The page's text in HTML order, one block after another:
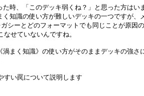
た時、「このデッキ弱くね？」と思った方は
く知識の使い方が難しいデッキの一つですが
シーとどのフォーマットでも同じことが原因
せていないんですね。
渦まく知識》の使い方がそのままデッキの強
すい罠について説明します